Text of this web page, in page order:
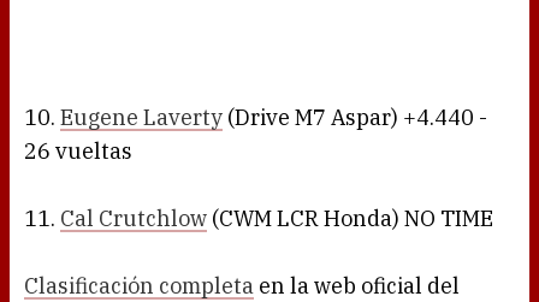
10. Eugene Laverty (Drive M7 Aspar) +4.440 -
26 vueltas
11. Cal Crutchlow (CWM LCR Honda) NO TIME
Clasificación completa en la web oficial del